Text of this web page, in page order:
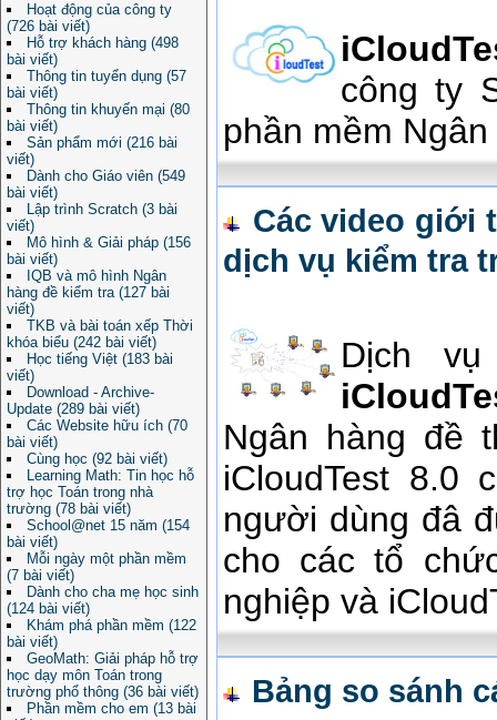
Hoạt động của công ty
(726 bài viết)
Hỗ trợ khách hàng (498
bài viết)
Thông tin tuyển dụng (57
bài viết)
Thông tin khuyến mại (80
bài viết)
Sản phẩm mới (216 bài
viết)
Dành cho Giáo viên (549
bài viết)
Lập trình Scratch (3 bài
viết)
Mô hình & Giải pháp (156
bài viết)
IQB và mô hình Ngân
hàng đề kiểm tra (127 bài
viết)
TKB và bài toán xếp Thời
khóa biểu (242 bài viết)
Học tiếng Việt (183 bài
viết)
Download - Archive-
Update (289 bài viết)
Các Website hữu ích (70
bài viết)
Cùng học (92 bài viết)
Learning Math: Tin học hỗ
trợ học Toán trong nhà
trường (78 bài viết)
School@net 15 năm (154
bài viết)
Mỗi ngày một phần mềm
(7 bài viết)
Dành cho cha mẹ học sinh
(124 bài viết)
Khám phá phần mềm (122
bài viết)
GeoMath: Giải pháp hỗ trợ
học dạy môn Toán trong
trường phổ thông (36 bài viết)
Phần mềm cho em (13 bài
công ty
phần mềm
Các video giới
dịch vụ kiểm tra
Dịch
Ngân hàng đề
iCloudTest 8.0
người dùng đâ
cho các tổ
nghiệp và
Bảng so sánh